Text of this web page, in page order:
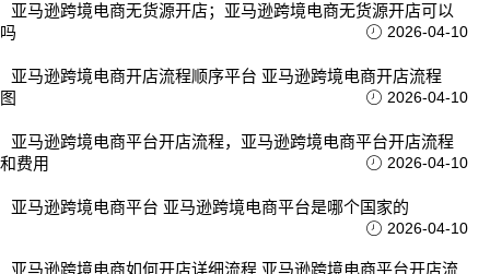
亚马逊跨境电商无货源开店；亚马逊跨境电商无货源开店可以
吗
2026-04-10
亚马逊跨境电商开店流程顺序平台 亚马逊跨境电商开店流程
图
2026-04-10
亚马逊跨境电商平台开店流程，亚马逊跨境电商平台开店流程
和费用
2026-04-10
亚马逊跨境电商平台 亚马逊跨境电商平台是哪个国家的
2026-04-10
亚马逊跨境电商如何开店详细流程 亚马逊跨境电商平台开店流